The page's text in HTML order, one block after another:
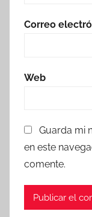
Correo
Web
Guarda mi
en este
comente.